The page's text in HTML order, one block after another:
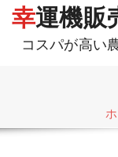
幸運機
コスパが高い